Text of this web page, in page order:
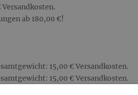
Versandkosten.
ab 180,00 €!
15,00 € Versandkosten.
15,00 € Versandkosten.
15,00 € Versandkosten.